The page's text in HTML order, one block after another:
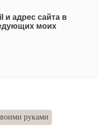
и адрес сайта в
моих
руками